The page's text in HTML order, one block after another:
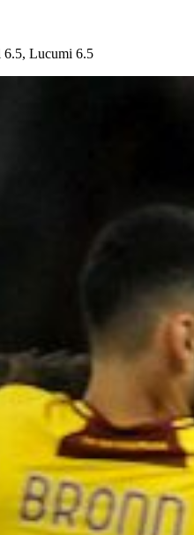
6.5, Lucumi 6.5